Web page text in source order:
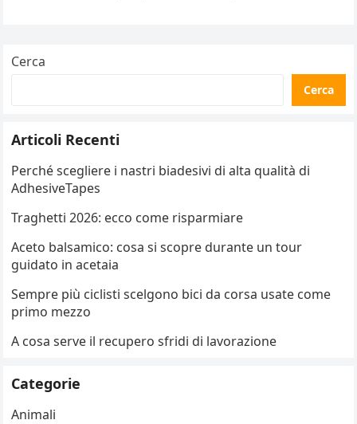
Cerca
Cerca
Articoli Recenti
Perché scegliere i nastri biadesivi di alta qualità di
AdhesiveTapes
Traghetti 2026: ecco come risparmiare
Aceto balsamico: cosa si scopre durante un tour
guidato in acetaia
Sempre più ciclisti scelgono bici da corsa usate come
primo mezzo
A cosa serve il recupero sfridi di lavorazione
Categorie
Animali